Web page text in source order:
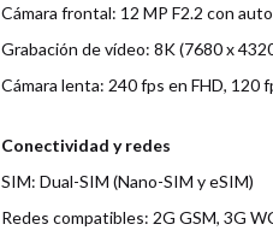
Cámara frontal: 12 MP F2.2 con
Grabación de vídeo: 8K (7680 x
Cámara lenta: 240 fps en FHD, 120
Conectividad y redes
SIM: Dual-SIM (Nano-SIM y eSIM)
Redes compatibles: 2G GSM, 3G